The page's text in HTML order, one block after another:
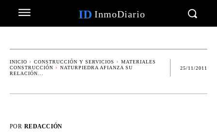
ID InmoDiario
INICIO CONSTRUCCIÓN Y SERVICIOS
MATERIALES
CONSTRUCCIÓN
NATURPIEDRA AFIANZA SU
RELACIÓN...
25/11/2011
POR REDACCIÓN